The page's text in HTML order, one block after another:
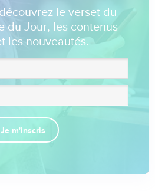
le verset du
du Jour, les contenus
les nouveautés.
Je m'inscris